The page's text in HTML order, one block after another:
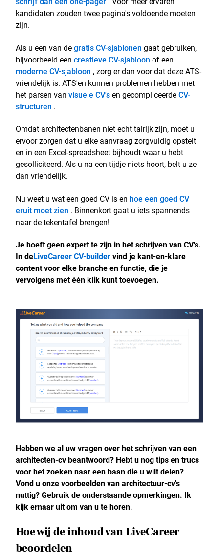
kandidaten zouden twee pagina's voldoende moeten
zijn.
Als u een van degratis CV-sjablonen gaat gebruiken,
bijvoorbeeld een creatieve CV-sjabloon of een
moderne CV-sjabloon , zorg er dan voor dat deze ATS-
vriendelijk is. ATS'en kunnen problemen hebben met
het parsen van visuele CV'sen gecompliceerdeCV-
structuren .
Omdat architectenbanen niet echt talrijk zijn, moet u
ervoor zorgen dat u elke aanvraag zorgvuldig opstelt
en in een Excel-spreadsheet bijhoudt waar u hebt
gesolliciteerd. Als u na een tijdje niets hoort, belt u ze
dan vriendelijk.
Nu weet u wat een goed CV is en hoe een goed CV
eruit moet zien . Binnenkort gaat u iets spannends
naar de tekentafel brengen!
Je hoeft geen expert te zijn in het schrijven van CV's.
In deLiveCareer CV-buildervind je kant-en-klare
content voor elke branche en functie, die je
vervolgens met één klik kunt toevoegen.
Hebben we al uw vragen over het schrijven van een
architecten-cv beantwoord? Hebt u nog tips en trucs
voor het zoeken naar een baan die u wilt delen?
Vond u onze voorbeelden van architectuur-cv's
nuttig? Gebruik de onderstaande opmerkingen. Ik
kijk ernaar uit om van u te horen.
Hoe wij de inhoud van LiveCareer
beoordelen